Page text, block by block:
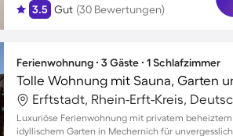
3.5 Gut (30 Bewertungen)
Ferienwohnung ∙ 3 Gäste ∙ 1 Schlafzimmer
Tolle Wohnung mit Sauna, Garten
Erftstadt, Rhein-Erft-Kreis,
Luxuriöse Ferienwohnung mit privatem beheiztem
idyllischem Garten in Mechernich für